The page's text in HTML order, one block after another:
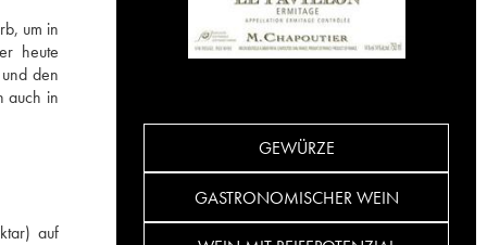
um in
heute
den
auch in
auf
GEWÜRZE
GASTRONOMISCHER WEIN